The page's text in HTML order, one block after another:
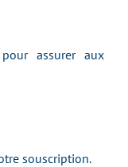
assurer aux
souscription.